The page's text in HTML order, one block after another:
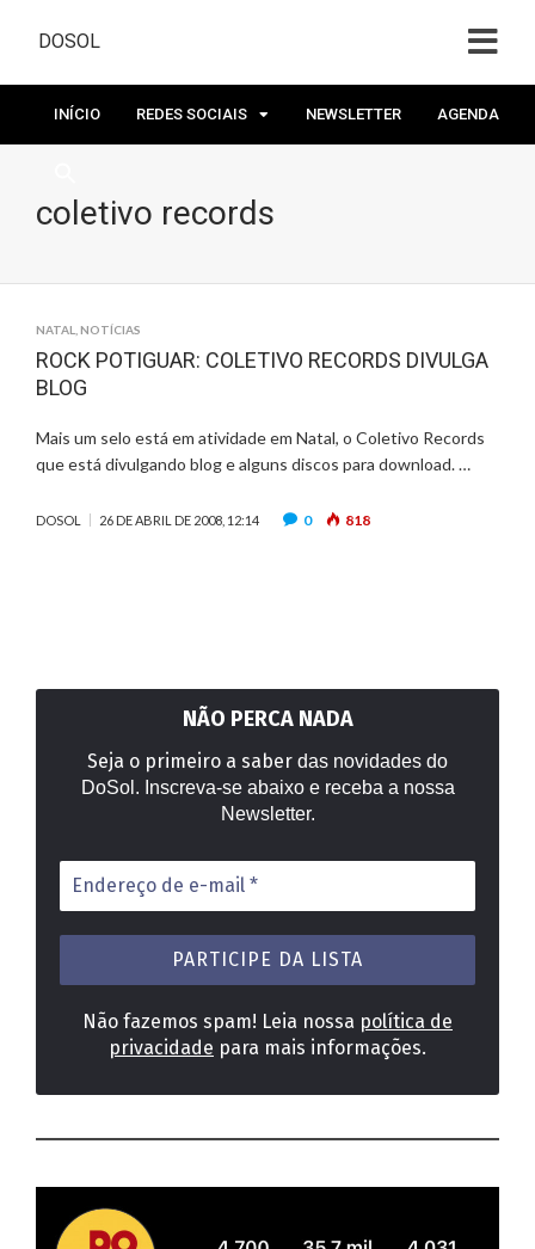
DOSOL
INÍCIO REDES SOCIAIS NEWSLETTER AGENDA
coletivo records
NATAL NOTÍCIAS
ROCK POTIGUAR: COLETIVO RECORDS DIVULGA
BLOG
Mais um selo está em atividade em Natal, o Coletivo Records
que está divulgando blog e alguns discos para download. …
DOSOL 26 DE ABRIL DE 2008, 12:14 0 818
NÃO PERCA NADA
Seja o primeiro a saber das novidades do
DoSol. Inscreva-se abaixo e receba a nossa
Newsletter.
Endereço
de
e-
mail
Não fazemos spam! Leia nossa política de
privacidade para mais informações.